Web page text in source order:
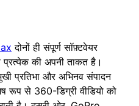
दोनों ही संपूर्ण सॉफ़्टवेयर
की अपनी ताकत है।
प्रतिभा और अभिनव संपादन
रूप से 360-डिग्री वीडियो को